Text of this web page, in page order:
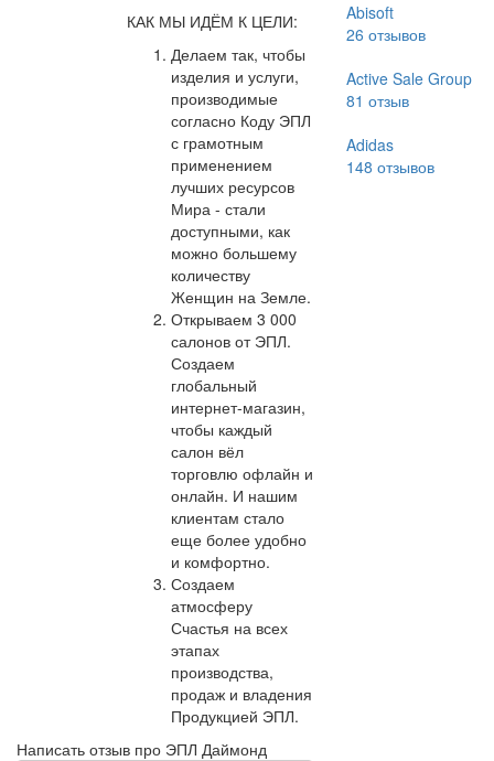
КАК МЫ ИДЁМ К ЦЕЛИ:
Делаем так, чтобы
изделия и услуги,
производимые
согласно Коду ЭПЛ
с грамотным
применением
лучших ресурсов
Мира - стали
доступными, как
можно большему
количеству
Женщин на Земле.
Открываем 3 000
салонов от ЭПЛ.
Создаем
глобальный
интернет-магазин,
чтобы каждый
салон вёл
торговлю офлайн и
онлайн. И нашим
клиентам стало
еще более удобно
и комфортно.
Создаем
атмосферу
Счастья на всех
этапах
производства,
продаж и владения
Продукцией ЭПЛ.
Написать отзыв про ЭПЛ Даймонд
Abisoft
26 отзывов
Active Sale Group
81 отзыв
Adidas
148 отзывов